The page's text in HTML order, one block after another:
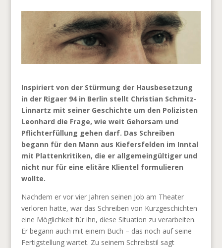
Inspiriert von der Stürmung der Hausbesetzung
in der Rigaer 94 in Berlin stellt Christian Schmitz-
Linnartz mit seiner Geschichte um den Polizisten
Leonhard die Frage, wie weit Gehorsam und
Pflichterfüllung gehen darf. Das Schreiben
begann für den Mann aus Kiefersfelden im Inntal
mit Plattenkritiken, die er allgemeingültiger und
nicht nur für eine elitäre Klientel formulieren
wollte.
Nachdem er vor vier Jahren seinen Job am Theater
verloren hatte, war das Schreiben von Kurzgeschichten
eine Möglichkeit für ihn, diese Situation zu verarbeiten.
Er begann auch mit einem Buch – das noch auf seine
Fertigstellung wartet. Zu seinem Schreibstil sagt